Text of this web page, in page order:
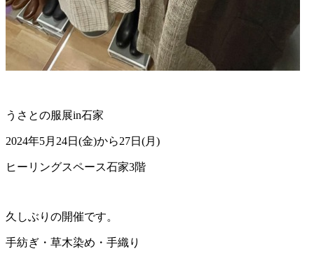
うさとの服展in石家
2024年5月24日(金)から27日(月)
ヒーリングスペース石家3階
久しぶりの開催です。
手紡ぎ・草木染め・手織り